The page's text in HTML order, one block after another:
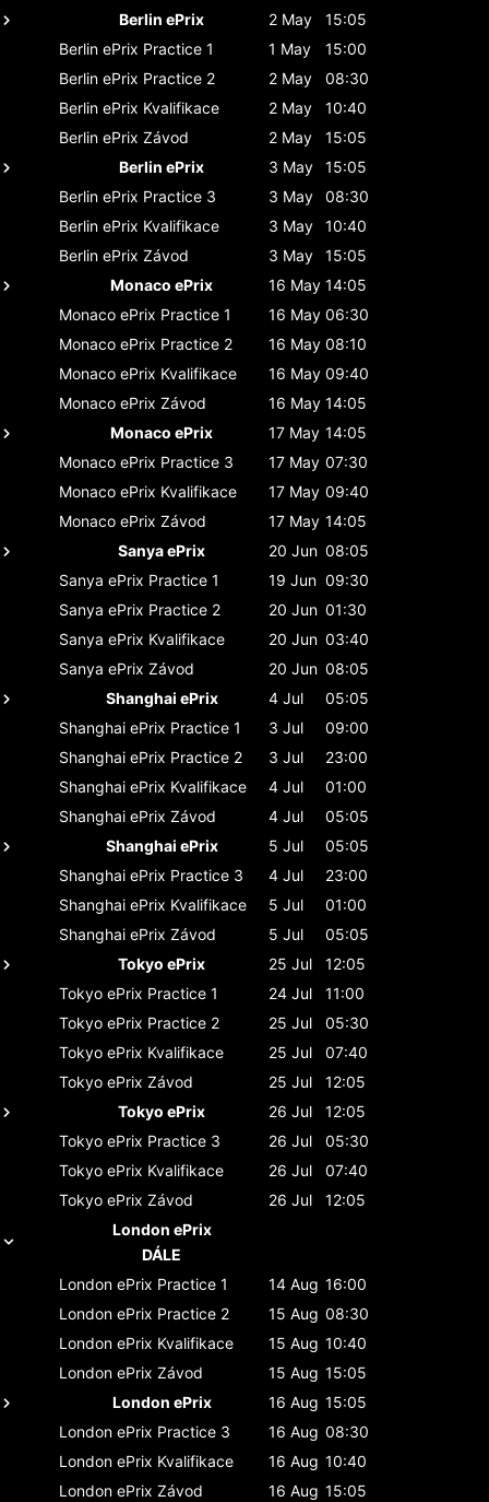
Berlin ePrix
2 May
15:05
Berlin ePrix Practice 1 1 May
15:00
Berlin ePrix Practice 2 2 May
08:30
Berlin ePrix Kvalifikace 2 May
10:40
Berlin ePrix Závod 2 May
15:05
Berlin ePrix
3 May
15:05
Berlin ePrix Practice 3 3 May
08:30
Berlin ePrix Kvalifikace 3 May
10:40
Berlin ePrix Závod 3 May
15:05
Monaco ePrix
16 May 14:05
Monaco ePrix Practice 1 16 May 06:30
Monaco ePrix Practice 2 16 May 08:10
Monaco ePrix Kvalifikace 16 May 09:40
Monaco ePrix Závod 16 May 14:05
Monaco ePrix
17 May 14:05
Monaco ePrix Practice 3 17 May 07:30
Monaco ePrix Kvalifikace 17 May 09:40
Monaco ePrix Závod 17 May 14:05
Sanya ePrix
20 Jun 08:05
Sanya ePrix Practice 1 19 Jun 09:30
Sanya ePrix Practice 2 20 Jun 01:30
Sanya ePrix Kvalifikace 20 Jun 03:40
Sanya ePrix Závod 20 Jun 08:05
Shanghai ePrix
4 Jul
05:05
Shanghai ePrix Practice 1 3 Jul
09:00
Shanghai ePrix Practice 2 3 Jul
23:00
Shanghai ePrix Kvalifikace 4 Jul
01:00
Shanghai ePrix Závod 4 Jul
05:05
Shanghai ePrix
5 Jul
05:05
Shanghai ePrix Practice 3 4 Jul
23:00
Shanghai ePrix Kvalifikace 5 Jul
01:00
Shanghai ePrix Závod 5 Jul
05:05
Tokyo ePrix
25 Jul
12:05
Tokyo ePrix Practice 1 24 Jul
11:00
Tokyo ePrix Practice 2 25 Jul
05:30
Tokyo ePrix Kvalifikace 25 Jul
07:40
Tokyo ePrix Závod 25 Jul
12:05
Tokyo ePrix
26 Jul
12:05
Tokyo ePrix Practice 3 26 Jul
05:30
Tokyo ePrix Kvalifikace 26 Jul
07:40
Tokyo ePrix Závod 26 Jul
12:05
London ePrix
DÁLE
London ePrix Practice 1 14 Aug 16:00
London ePrix Practice 2 15 Aug 08:30
London ePrix Kvalifikace 15 Aug 10:40
London ePrix Závod 15 Aug 15:05
London ePrix
16 Aug 15:05
London ePrix Practice 3 16 Aug 08:30
London ePrix Kvalifikace 16 Aug 10:40
London ePrix Závod 16 Aug 15:05